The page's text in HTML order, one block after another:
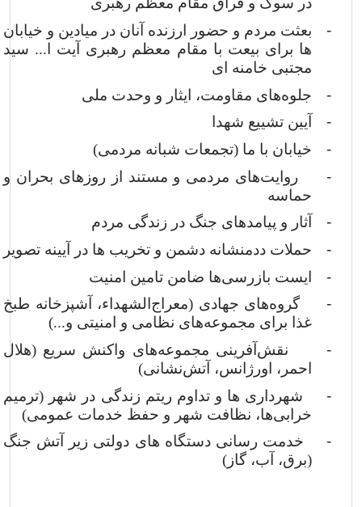
-
بعثت مردم و حضور ارزنده آنان در میادین و خیابان
ها برای بیعت با مقام معظم رهبری آیت ا... سید
مجتبی خامنه ای
-
جلوه‌های مقاومت، ایثار و وحدت ملی
-
آیین تشییع شهدا
-
خیابان با ما (تجمعات شبانه مردمی)
-
روایت‌های مردمی و مستند از روزهای بحران و
حماسه
-
آثار و پیامدهای جنگ در زندگی مردم
-
حملات ددمنشانه دشمن و تخریب ها در آیینه تصویر
-
ایست بازرسی‌ها ضامن تامین امنیت
-
گروه‌های جهادی (معراج‌الشهداء، آشپزخانه طبخ
غذا برای مجموعه‌های نظامی و امنیتی و...)
-
نقش‌آفرینی مجموعه‌های واکنش سریع (هلال
احمر، اورژانس، آتش‌نشانی)
-
شهرداری ها و تداوم ریتم زندگی در شهر (ترمیم
خرابی‌ها، نظافت شهر و حفظ خدمات عمومی)
-
خدمت رسانی دستگاه های دولتی زیر آتش جنگ
(برق، آب، گاز)